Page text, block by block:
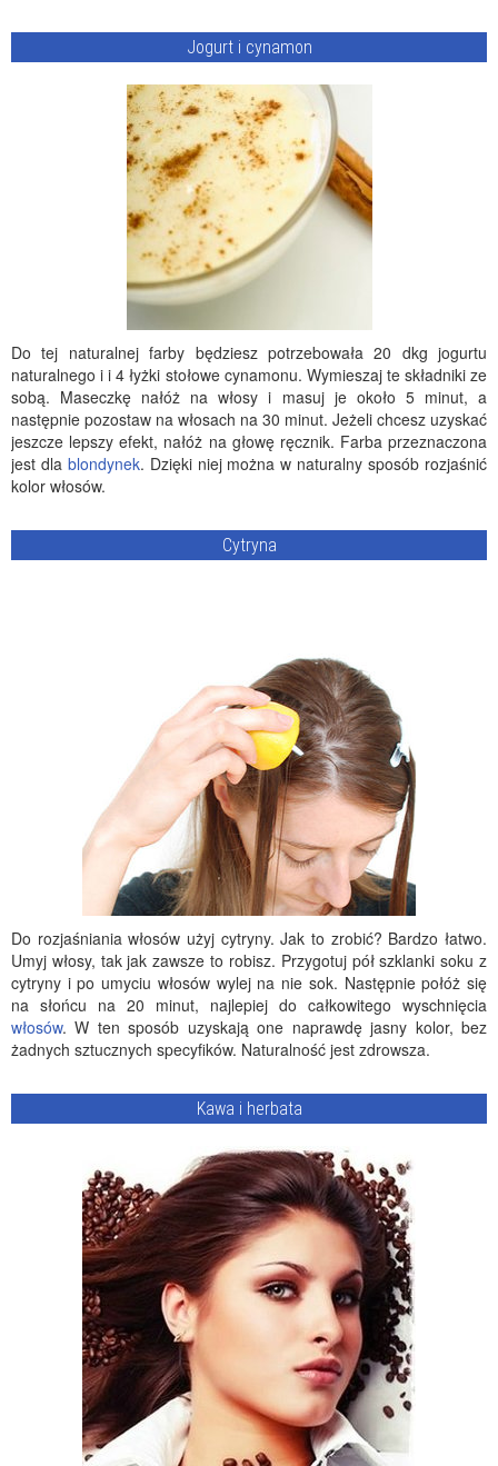
Jogurt i cynamon
Do tej naturalnej farby będziesz potrzebowała 20 dkg jogurtu
naturalnego i i 4 łyżki stołowe cynamonu. Wymieszaj te składniki ze
sobą. Maseczkę nałóż na włosy i masuj je około 5 minut, a
następnie pozostaw na włosach na 30 minut. Jeżeli chcesz uzyskać
jeszcze lepszy efekt, nałóż na głowę ręcznik. Farba przeznaczona
jest dla blondynek. Dzięki niej można w naturalny sposób rozjaśnić
kolor włosów.
Cytryna
Do rozjaśniania włosów użyj cytryny. Jak to zrobić? Bardzo łatwo.
Umyj włosy, tak jak zawsze to robisz. Przygotuj pół szklanki soku z
cytryny i po umyciu włosów wylej na nie sok. Następnie połóż się
na słońcu na 20 minut, najlepiej do całkowitego wyschnięcia
włosów. W ten sposób uzyskają one naprawdę jasny kolor, bez
żadnych sztucznych specyfików. Naturalność jest zdrowsza.
Kawa i herbata